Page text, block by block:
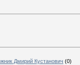
Дмирий Кустанович (0)